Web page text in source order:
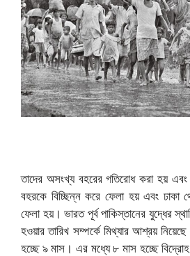
তাদের অসংখ্য বহরের গতিরোধ করা হয়
বহরকে বিচ্ছিন্ন করে ফেলা হয় এবং
ফেলা হয়। ভারত পূর্ব পাকিস্তানের যুদ্ধের
হওয়ার তারিখ সম্পর্কে মিথ্যার আশ্রয়
হচ্ছে ৯ মাস। এর মধ্যে ৮ মাস হচ্ছে বিদ্রোহ